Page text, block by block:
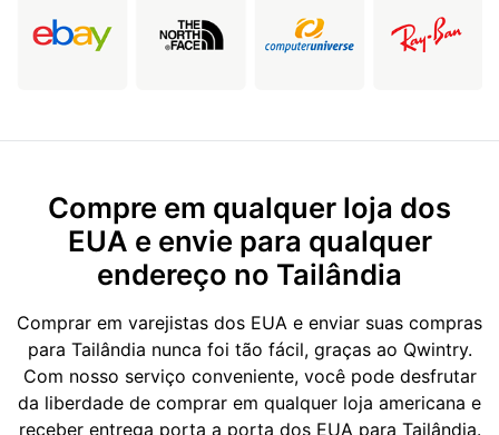
Compre em qualquer loja dos
EUA e envie para qualquer
endereço no Tailândia
Comprar em varejistas dos EUA e enviar suas compras
para Tailândia nunca foi tão fácil, graças ao Qwintry.
Com nosso serviço conveniente, você pode desfrutar
da liberdade de comprar em qualquer loja americana e
receber entrega porta a porta dos EUA para Tailândia.